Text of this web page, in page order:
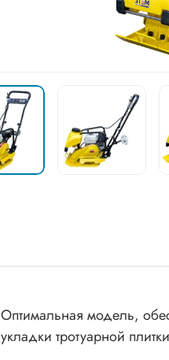
Оптимальная модель,
укладки тротуарной